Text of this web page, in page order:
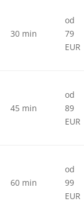
30 min
od
79
EUR
45 min
od
89
EUR
60 min
od
99
EUR